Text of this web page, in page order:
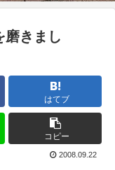
磨きまし
はてブ
コピー
2008.09.22